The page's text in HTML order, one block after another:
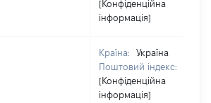
[Конфіденційна
інформація]
Країна:
Україна
Поштовий індекс:
[Конфіденційна
інформація]